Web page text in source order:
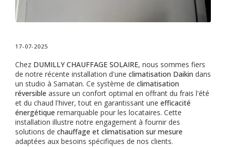
17-07-2025
Chez DUMILLY CHAUFFAGE SOLAIRE, nous sommes fiers
de notre récente installation d'une climatisation Daikin dans
un studio à Samatan. Ce système de climatisation
réversible assure un confort optimal en offrant du frais l'été
et du chaud l'hiver, tout en garantissant une efficacité
énergétique remarquable pour les locataires. Cette
installation illustre notre engagement à fournir des
solutions de chauffage et climatisation sur mesure
adaptées aux besoins spécifiques de nos clients.